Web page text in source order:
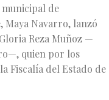
de
Maya Navarro, lanzó
Reza Muñoz —
quien por los
Fiscalía del Estado de